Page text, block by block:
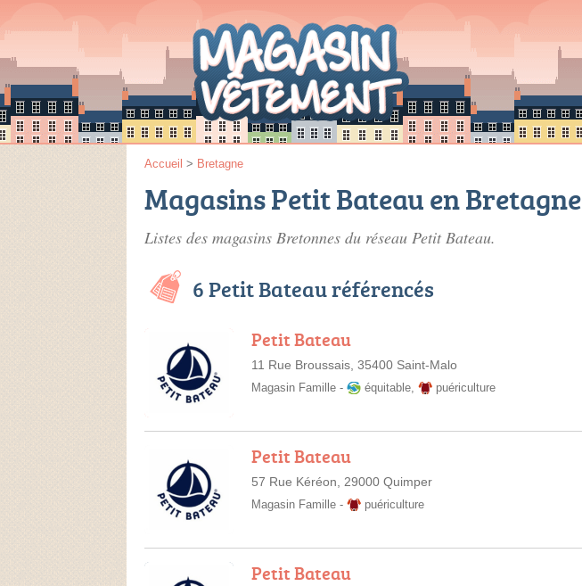
Accueil > Bretagne
Magasins Petit Bateau en Bretagne
Listes des magasins Bretonnes du réseau Petit Bateau.
6 Petit Bateau référencés
Petit Bateau
11 Rue Broussais, 35400 Saint-Malo
Magasin Famille - équitable, puériculture
Petit Bateau
57 Rue Kéréon, 29000 Quimper
Magasin Famille - puériculture
Petit Bateau